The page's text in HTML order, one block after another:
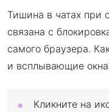
Тишина в чатах при
связана с
самого браузера.
и всплывающие
Кликните на